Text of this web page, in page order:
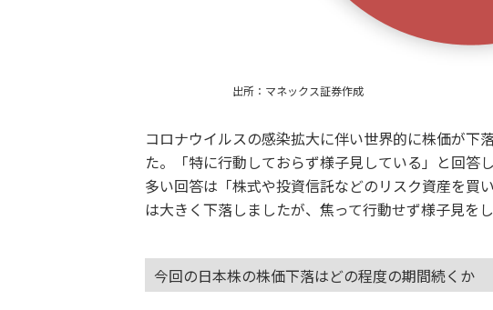
出所：マネックス証券作成
コロナウイルスの感染拡大に伴い世界的に株価が下
た。「特に行動しておらず様子見している」と回答
多い回答は「株式や投資信託などのリスク資産を買
は大きく下落しましたが、焦って行動せず様子見を
今回の日本株の株価下落はどの程度の期間続くか